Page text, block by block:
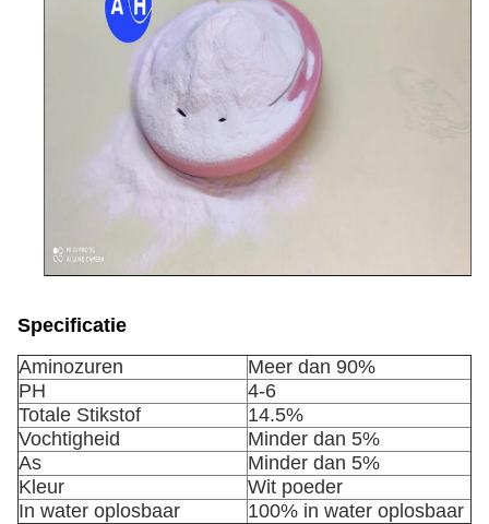
Specificatie
Aminozuren
Meer dan 90%
PH
4-6
Totale Stikstof
14.5%
Vochtigheid
Minder dan 5%
As
Minder dan 5%
Kleur
Wit poeder
In water oplosbaar
100% in water oplosbaar